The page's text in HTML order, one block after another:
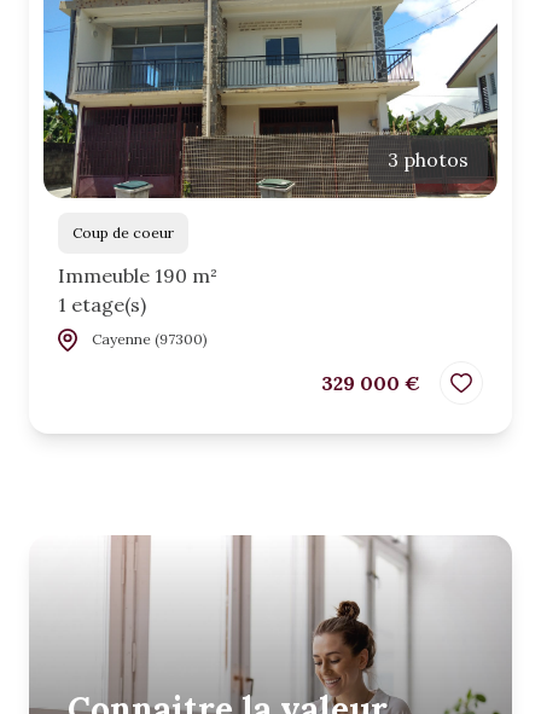
3 photos
Coup de coeur
Immeuble 190 m²
1 etage(s)
Cayenne (97300)
329 000 €